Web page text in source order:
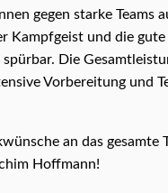
gegen starke Teams
Kampfgeist und die
Die
Vorbereitung und
an das gesamte
Hoffmann!